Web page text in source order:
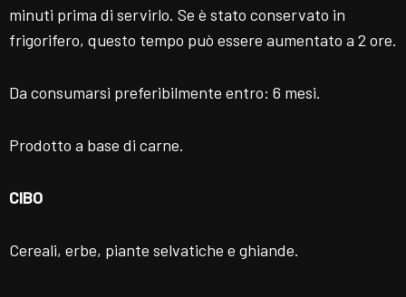
minuti prima di servirlo. Se è stato conservato in
frigorifero, questo tempo può essere aumentato a 2 ore.
Da consumarsi preferibilmente entro: 6 mesi.
Prodotto a base di carne.
CIBO
Cereali, erbe, piante selvatiche e ghiande.